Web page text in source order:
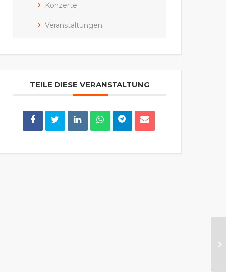
Konzerte
Veranstaltungen
TEILE DIESE VERANSTALTUNG